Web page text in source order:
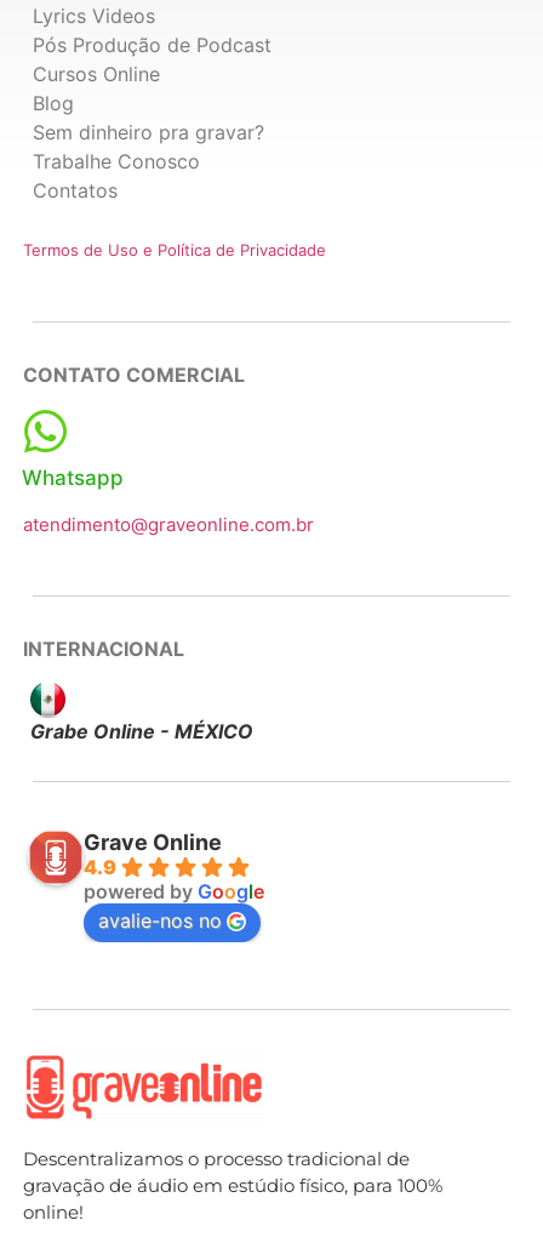
Lyrics Videos
Pós Produção de Podcast
Cursos Online
Blog
Sem dinheiro pra gravar?
Trabalhe Conosco
Contatos
Termos de Uso e Política de Privacidade
CONTATO COMERCIAL
Whatsapp
atendimento@graveonline.com.br
INTERNACIONAL
Grabe Online - MÉXICO
Grave Online
4.9
powered by Google
avalie-nos no
Descentralizamos o processo tradicional de
gravação de áudio em estúdio físico, para 100%
online!